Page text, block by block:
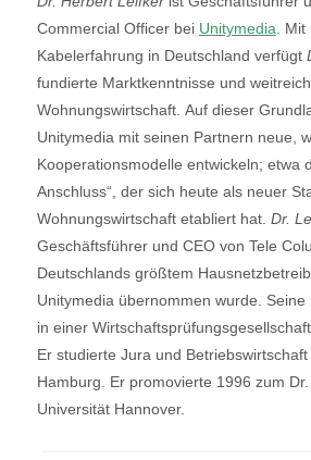
Commercial Officer bei Unitymedia .
Kabelerfahrung in Deutschland verfügt
fundierte Marktkenntnisse und
Wohnungswirtschaft. Auf dieser
Unitymedia mit seinen Partnern neue,
Kooperationsmodelle entwickeln; etwa
Anschluss“, der sich heute als neuer
Wohnungswirtschaft etabliert hat. Dr.
Geschäftsführer und CEO von Tele
Deutschlands größtem
Unitymedia übernommen wurde.
in einer
Er studierte Jura und
Hamburg. Er promovierte 1996 zum
Universität Hannover.